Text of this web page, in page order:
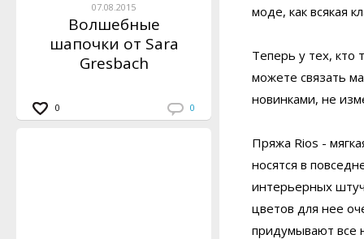
07.08.2015
Волшебные
шапочки от Sara
Gresbach
0 0
моде, как всякая
Теперь у тех, кто
можете связать
новинками, не
Пряжа Rios -
носятся в
интерьерных
цветов для нее
придумывают все